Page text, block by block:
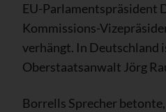
EU-Parlamentspräsident
Kommissions-
verhängt. In Deutschland
Oberstaatsanwalt Jörg
Borrells Sprecher